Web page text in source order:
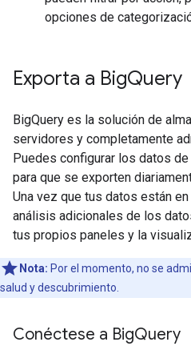
opciones de
Exporta a BigQuery
BigQuery es la solución de
servidores y completamente
Puedes configurar los datos
para que se exporten
Una vez que tus datos están
análisis adicionales de los
tus propios paneles y la
Nota: Por el momento, no se
salud y descubrimiento.
Conéctese a BigQuery